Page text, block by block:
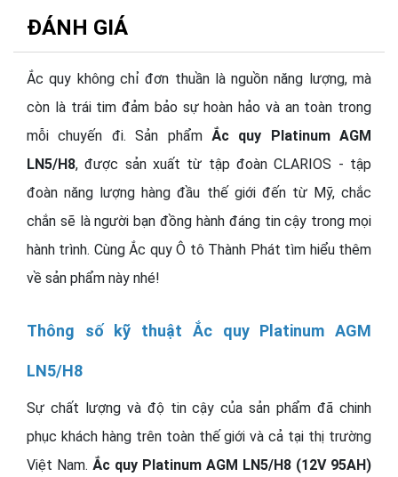
ĐÁNH GIÁ
Ắc quy không chỉ đơn thuần là nguồn năng lượng, mà
còn là trái tim đảm bảo sự hoàn hảo và an toàn trong
mỗi chuyến đi. Sản phẩm Ắc quy Platinum AGM
LN5/H8, được sản xuất từ tập đoàn CLARIOS - tập
đoàn năng lượng hàng đầu thế giới đến từ Mỹ, chắc
chắn sẽ là người bạn đồng hành đáng tin cậy trong mọi
hành trình. Cùng Ắc quy Ô tô Thành Phát tìm hiểu thêm
về sản phẩm này nhé!
Thông số kỹ thuật Ắc quy Platinum AGM
LN5/H8
Sự chất lượng và độ tin cậy của sản phẩm đã chinh
phục khách hàng trên toàn thế giới và cả tại thị trường
Việt Nam. Ắc quy Platinum AGM LN5/H8 (12V 95AH)